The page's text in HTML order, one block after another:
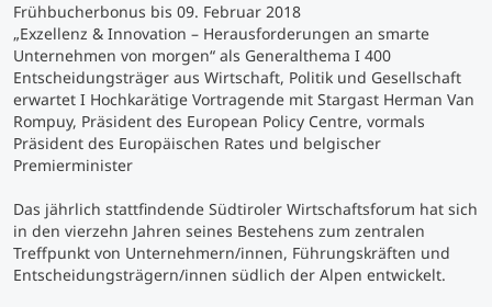
Study Finder Bachelor/Master
Masterclasses
Management-Seminare
Technische Weiterbildung
Maßgeschneiderte Programme
Frühbucherbonus bis 09. Februar 2018
„Exzellenz & Innovation – Herausforderungen an smarte
Unternehmen von morgen“ als Generalthema I 400
Entscheidungsträger aus Wirtschaft, Politik und Gesellschaft
erwartet I Hochkarätige Vortragende mit Stargast Herman Van
Rompuy, Präsident des European Policy Centre, vormals
Präsident des Europäischen Rates und belgischer
Premierminister
Das jährlich stattfindende Südtiroler Wirtschaftsforum hat sich
in den vierzehn Jahren seines Bestehens zum zentralen
Treffpunkt von Unternehmern/innen, Führungskräften und
Entscheidungsträgern/innen südlich der Alpen entwickelt.